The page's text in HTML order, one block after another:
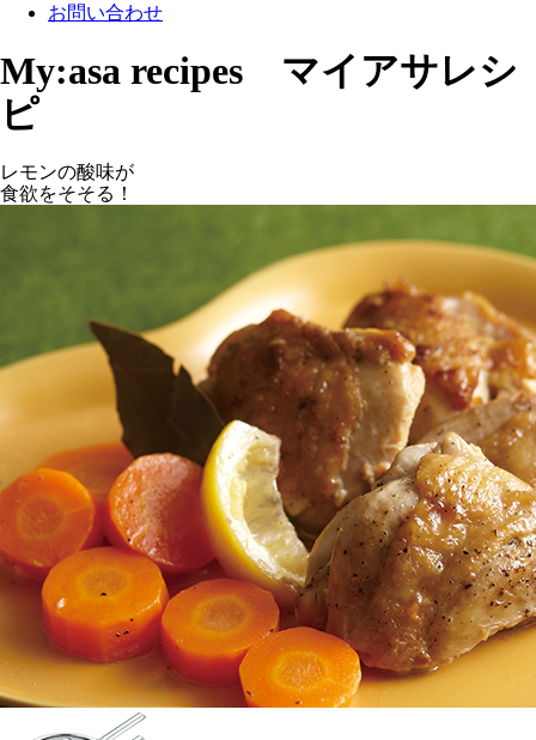
お問い合わせ
My:asa recipes マイアサレシ
ピ
レモンの酸味が
食欲をそそる！